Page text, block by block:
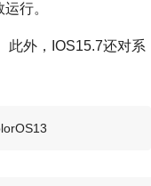
行。
此外，IOS15.7还对系